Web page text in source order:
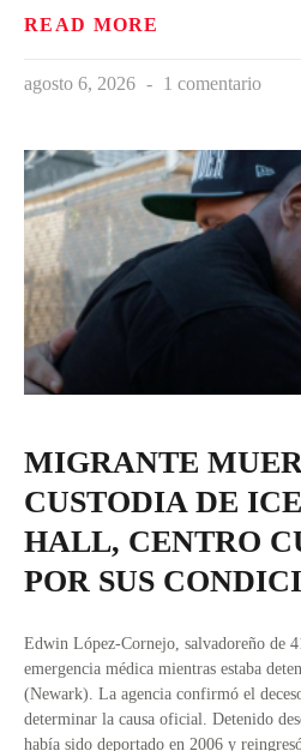
READ MORE
agosto 6, 2026 1 comentario
MIGRANTE
CUSTODIA DE
HALL, CENTRO
POR SUS
Edwin López-Cornejo, salvadoreño de
emergencia médica mientras estaba
(Newark). La agencia confirmó el
determinar la causa oficial. Detenido
había sido deportado en 2006 y